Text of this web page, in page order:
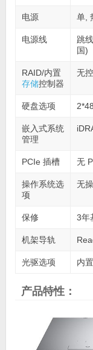
电源 单,
电源线
跳
国)
RAID/内置
存储控制器
无
硬盘选项
嵌入式系统
管理
PCIe 插槽 无
操作系统选
项
无
保修 3年
机架导轨
光驱选项 内
产品特性：